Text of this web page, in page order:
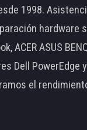
1998.
hardware
ASUS BENQ
Dell
el